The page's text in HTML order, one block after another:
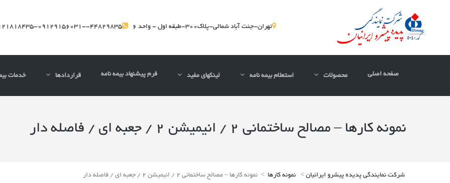
تهران-جنت آباد شمالی-پلاک300-طبقه اول - واحد 6 44829835--09129156031-09121818435
صفحه اصلی محصولات استعلام بیمه نامه لینکهای مفید فرم پیشنهاد بیمه نامه قراردادها خدمات
نمونه کارها – مصالح ساختمانی 2 / انیمیشن 2 / جعبه ای / فاصله دار
شرکت نمایندگی پدیده پیشرو ایرانیان > نمونه کارها > نمونه کارها – مصالح ساختمانی 2 / انیمیشن 2 / جعبه ای / فاصله دار